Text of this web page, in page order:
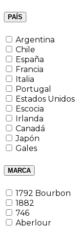
PAÍS
Argentina
Chile
España
Francia
Italia
Portugal
Estados Unidos
Escocia
Irlanda
Canadá
Japón
Gales
MARCA
1792 Bourbon
1882
746
Aberlour